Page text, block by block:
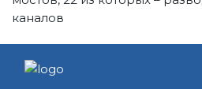
каналов